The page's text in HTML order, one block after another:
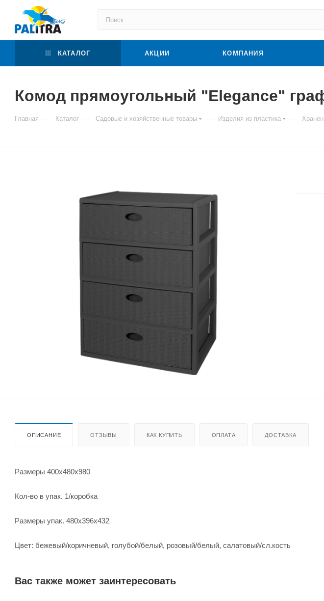
КАТАЛОГ АКЦИИ КОМПАНИЯ
Комод прямоугольный "Elegance"
Главная — Каталог — Садовые и хозяйственные товары — Изделия из пластика —
ОПИСАНИЕ ОТЗЫВЫ КАК КУПИТЬ ОПЛАТА ДОСТАВКА
Размеры 400х480х980
Кол-во в упак. 1/коробка
Размеры упак. 480х396х432
Цвет: бежевый/коричневый, голубой/белый, розовый/белый, салатовый/сл.кость
Вас также может заинтересовать